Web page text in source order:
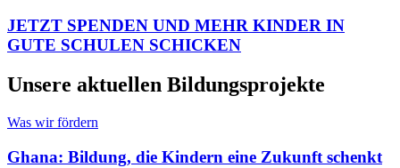
JETZT SPENDEN UND MEHR KINDER IN
GUTE SCHULEN SCHICKEN
Unsere aktuellen Bildungsprojekte
Was wir fördern
Ghana: Bildung, die Kindern eine Zukunft schenkt